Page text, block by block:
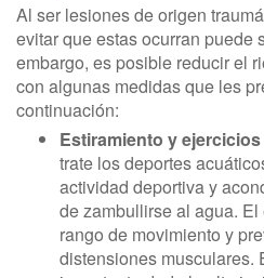
Al ser lesiones de origen
evitar que estas ocurran puede
embargo, es posible reducir el
con algunas medidas que les
continuación:
Estiramiento y
trate los deportes
actividad deportiva y
de zambullirse al agua.
rango de movimiento y
distensiones musculares.